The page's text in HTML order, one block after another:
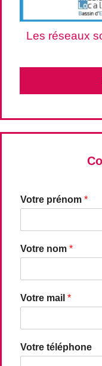
Les réseaux
Votre prénom *
Votre nom *
Votre mail *
Votre téléphone